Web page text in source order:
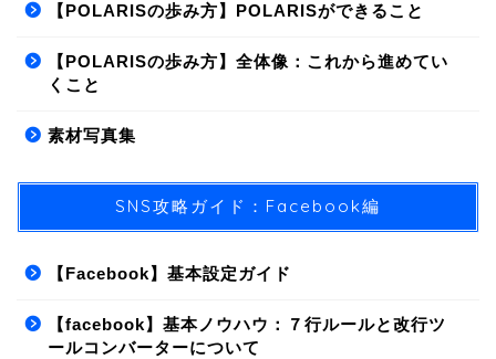
【POLARISの歩み方】POLARISができること
【POLARISの歩み方】全体像：これから進めてい
くこと
素材写真集
SNS攻略ガイド：Facebook編
【Facebook】基本設定ガイド
【facebook】基本ノウハウ：７行ルールと改行ツ
ールコンバーターについて